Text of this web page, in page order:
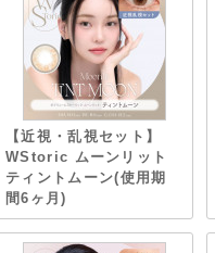
【近視・乱視セット】
WStoric ムーンリット
ティントムーン(使用期
間6ヶ月)